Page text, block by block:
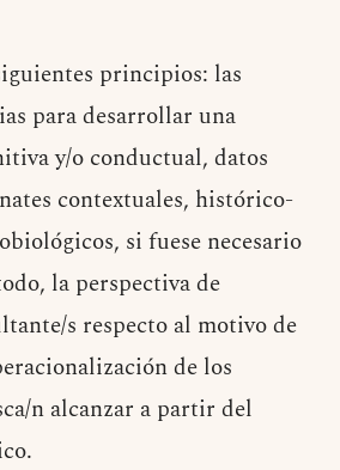
principios: las
para desarrollar una
y/o conductual, datos
contextuales, histórico-
si fuese necesario
la perspectiva de
s respecto al motivo de
de los
n alcanzar a partir del